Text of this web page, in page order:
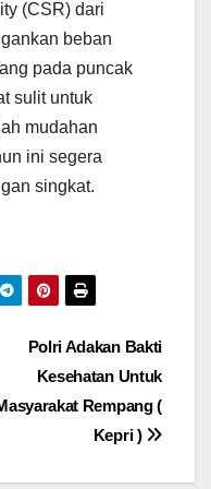
(CSR) dari
beban
pada puncak
sulit untuk
mudahan
ini segera
singkat.
Polri Adakan Bakti
Kesehatan Untuk
Rempang (
Kepri )